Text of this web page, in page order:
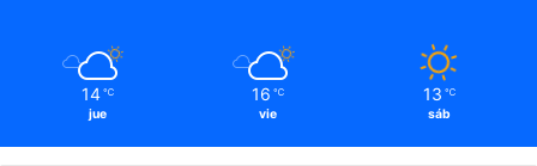
14 ℃
jue
16 ℃
vie
13 ℃
sáb